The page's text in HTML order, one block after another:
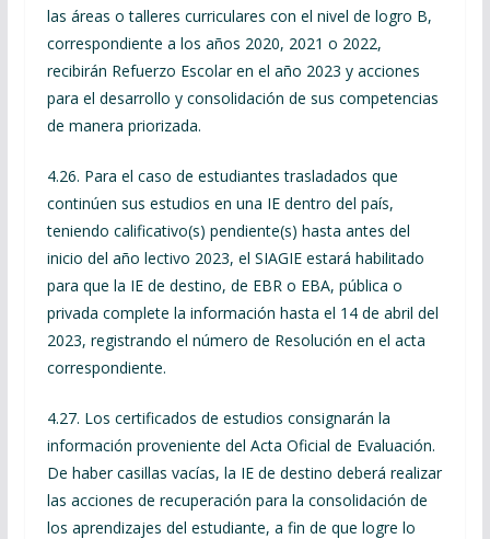
las áreas o talleres curriculares con el nivel de logro B,
correspondiente a los años 2020, 2021 o 2022,
recibirán Refuerzo Escolar en el año 2023 y acciones
para el desarrollo y consolidación de sus competencias
de manera priorizada.
4.26. Para el caso de estudiantes trasladados que
continúen sus estudios en una IE dentro del país,
teniendo calificativo(s) pendiente(s) hasta antes del
inicio del año lectivo 2023, el SIAGIE estará habilitado
para que la IE de destino, de EBR o EBA, pública o
privada complete la información hasta el 14 de abril del
2023, registrando el número de Resolución en el acta
correspondiente.
4.27. Los certificados de estudios consignarán la
información proveniente del Acta Oficial de Evaluación.
De haber casillas vacías, la IE de destino deberá realizar
las acciones de recuperación para la consolidación de
los aprendizajes del estudiante, a fin de que logre lo